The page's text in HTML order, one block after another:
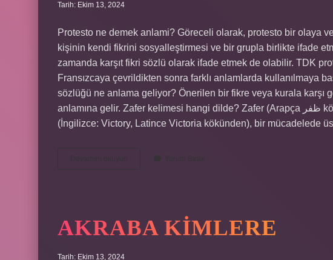
Tarih: Ekim 13, 2024
Protesto ne demek anlami? Göreceli olarak, protesto bir olaya
kişinin kendi fikrini sosyalleştirmesi ve bir grupla birlikte ifade
zamanda karşıt fikri sözlü olarak ifade etmek de olabilir. TDK
Fransızcaya çevrildikten sonra farklı anlamlarda kullanılmaya
sözlüğü ne anlama geliyor? Önerilen bir fikre veya kurala karşı
anlamına gelir. Zafer kelimesi hangi dilde? Zafer (Arapça ظفر kökünden) veya aynı anlama gelen zafer
(İngilizce: Victory, Latince Victoria kökünden), bir mücadelede
AKRABA KIMLERE
Tarih: Ekim 13, 2024